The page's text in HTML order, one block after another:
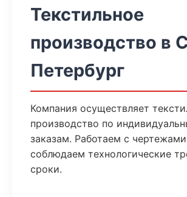
Текстильное
производство в
Петербург
Компания осуществляет
производство по
заказам. Работаем с чертежами
соблюдаем технологические
сроки.